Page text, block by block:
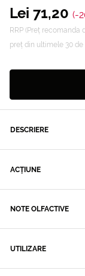
Lei 71,20 (-
RRP (Preț
preț din ultimele 30 de
DESCRIERE
ACȚIUNE
NOTE OLFACTIVE
UTILIZARE